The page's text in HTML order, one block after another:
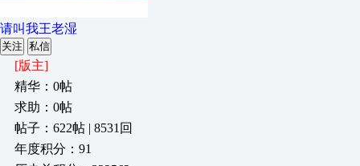
请叫我王老湿
关注 私信
[版主]
精华：0帖
求助：0帖
帖子：622帖 | 8531回
年度积分：91